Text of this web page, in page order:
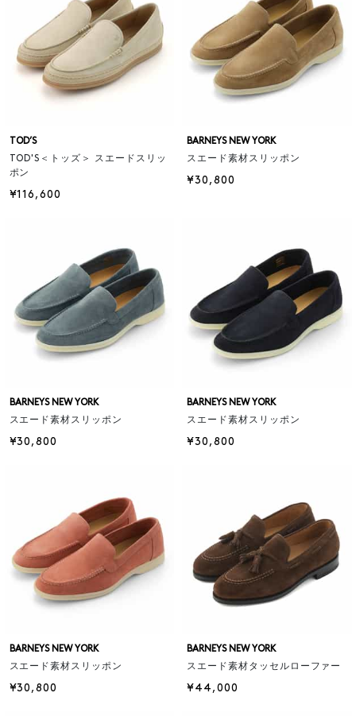
TOD’S
TOD'S＜トッズ＞ スエードスリッ
ポン
¥116,600
BARNEYS NEW YORK
スエード素材スリッポン
¥30,800
BARNEYS NEW YORK
スエード素材スリッポン
¥30,800
BARNEYS NEW YORK
スエード素材スリッポン
¥30,800
BARNEYS NEW YORK
スエード素材スリッポン
¥30,800
BARNEYS NEW YORK
スエード素材タッセルローファー
¥44,000